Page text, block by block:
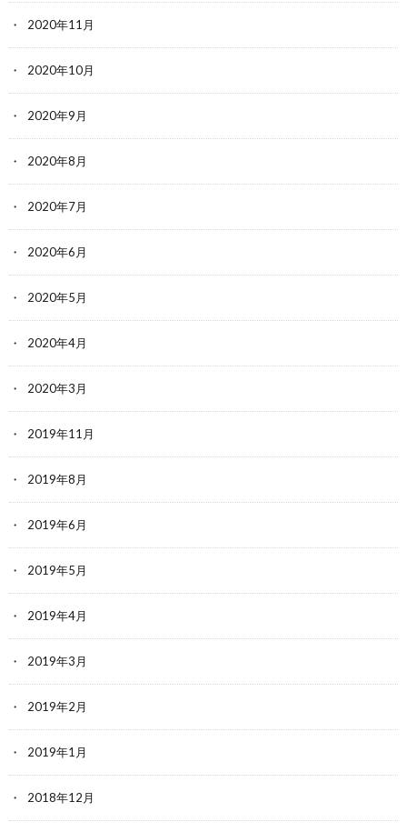
2020年11月
2020年10月
2020年9月
2020年8月
2020年7月
2020年6月
2020年5月
2020年4月
2020年3月
2019年11月
2019年8月
2019年6月
2019年5月
2019年4月
2019年3月
2019年2月
2019年1月
2018年12月